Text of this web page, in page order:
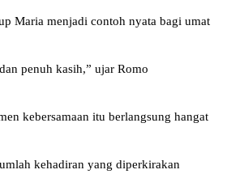
Maria menjadi contoh nyata bagi umat
penuh kasih,” ujar Romo
kebersamaan itu berlangsung hangat
kehadiran yang diperkirakan